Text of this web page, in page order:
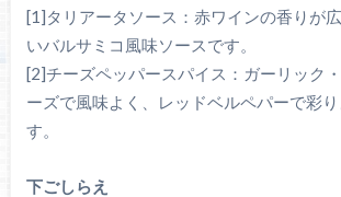
[1]タリアータソース：赤ワインの香りが
いバルサミコ風味ソースです。
[2]チーズペッパースパイス：ガーリック
ーズで風味よく、レッドベルペパーで彩
す。
下ごしらえ